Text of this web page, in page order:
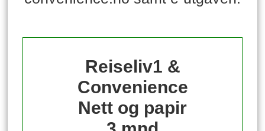
Reiseliv1 &
Convenience
Nett og papir